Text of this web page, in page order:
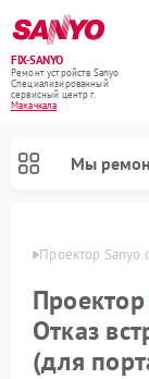
FIX-SANYO
Ремонт устройств Sanyo
Специализированный
cервисный центр г.
Махачкала
Мы
Проектор Sanyo
Отказ
(для